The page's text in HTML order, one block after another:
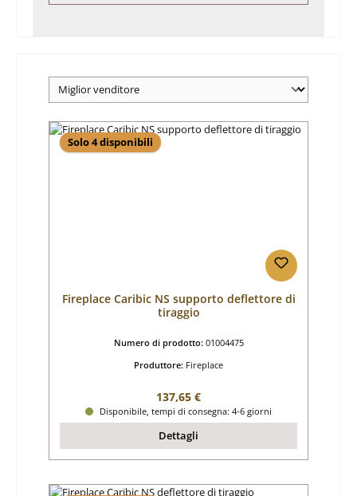
Solo 4 disponibili
Fireplace Caribic NS supporto deflettore di
tiraggio
Numero di prodotto: 01004475
Produttore: Fireplace
Prezzo normale:
137,65 €
Disponibile, tempi di consegna: 4-6 giorni
Dettagli